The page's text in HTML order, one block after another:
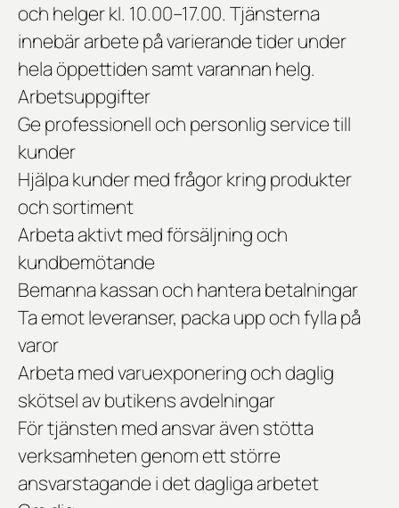
och helger kl. 10.00–17.00. Tjänsterna
innebärarbete på varierande tider under
hela öppettiden samt varannan helg.
Arbetsuppgifter
Ge professionell och personlig service till
kunder
Hjälpa kunder med frågor kring produkter
och sortiment
Arbeta aktivt med försäljning och
kundbemötande
Bemanna kassan och hantera betalningar
Ta emot leveranser, packa upp och fylla på
varor
Arbeta med varuexponering och daglig
skötsel av butikens avdelningar
För tjänsten med ansvar även stötta
verksamheten genom ett större
ansvarstagande i det dagliga arbetet